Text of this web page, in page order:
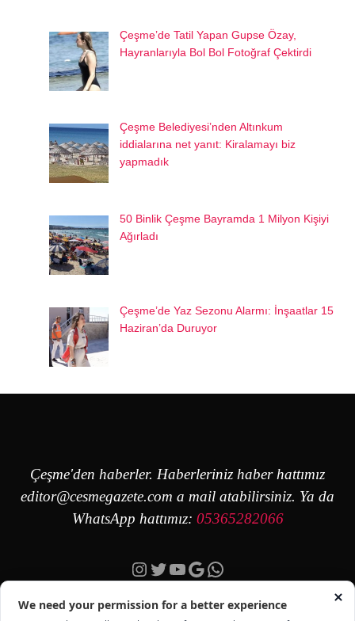
Çeşme’de Tatil Yapan Gupse Özay,
Hayranlarıyla Bol Bol Fotoğraf Çektirdi
Çeşme Belediyesi’nden Altınkum
iddialarına net yanıt: Kiralamayı biz
yapmadık
50 Binlik Çeşme Bayramda 1 Milyon Kişiyi
Ağırladı
Çeşme’de Yaz Sezonu Alarmı: İnşaatlar 15
Haziran’da Duruyor
Çeşme'den haberler. Haberleriniz haber hattımız
editor@cesmegazete.com a mail atabilirsiniz. Ya da
WhatsApp hattımız: 05365282066
Instagram
Twitter
YouTube
Google
https://wa.me/